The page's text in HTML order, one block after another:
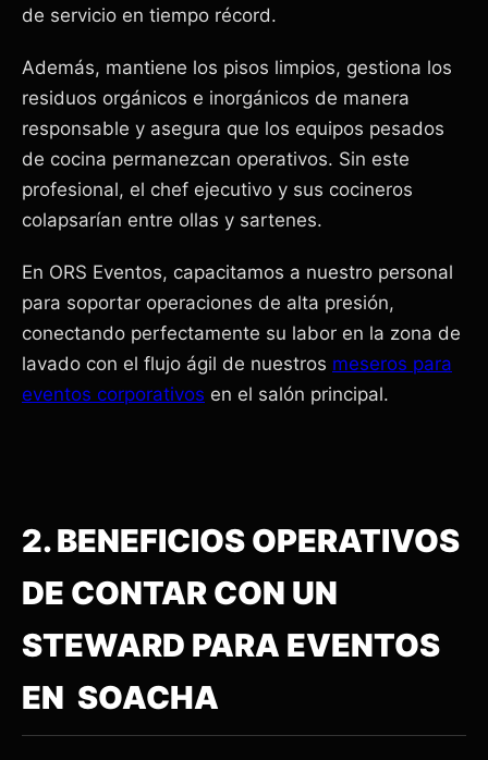
de servicio en tiempo récord.
Además, mantiene los pisos limpios, gestiona los
residuos orgánicos e inorgánicos de manera
responsable y asegura que los equipos pesados
de cocina permanezcan operativos. Sin este
profesional, el chef ejecutivo y sus cocineros
colapsarían entre ollas y sartenes.
En ORS Eventos, capacitamos a nuestro personal
para soportar operaciones de alta presión,
conectando perfectamente su labor en la zona de
lavado con el flujo ágil de nuestros meseros para
eventos corporativos en el salón principal.
2. BENEFICIOS OPERATIVOS
DE CONTAR CON UN
STEWARD PARA EVENTOS
EN SOACHA